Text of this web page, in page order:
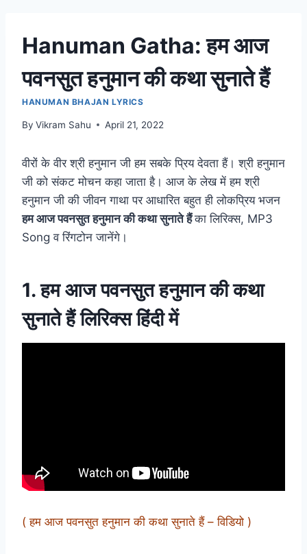
Hanuman Gatha: हम आज
पवनसुत हनुमान की कथा सुनाते हैं
HANUMAN BHAJAN LYRICS
By Vikram Sahu April 21, 2022
वीरों के वीर श्री हनुमान जी हम सबके प्रिय देवता हैं। श्री हनुमान
जी को संकट मोचन कहा जाता है। आज के लेख में हम श्री
हनुमान जी की जीवन गाथा पर आधारित बहुत ही लोकप्रिय भजन
हम आज पवनसुत हनुमान की कथा सुनाते हैंका लिरिक्स, MP3
Song व रिंगटोन जानेंगे।
1. हम आज पवनसुत हनुमान की कथा
सुनाते हैं लिरिक्स हिंदी में
( हम आज पवनसुत हनुमान की कथा सुनाते हैं – विडियो )